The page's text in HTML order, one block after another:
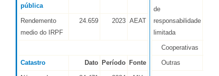
pública
Rendemento
medio do IRPF
24.659 2023 AEAT
Catastro Dato Período Fonte
de
responsabilidade
limitada
Cooperativas
Outras